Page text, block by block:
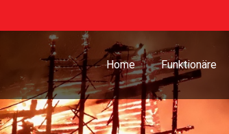
Home Funktionäre